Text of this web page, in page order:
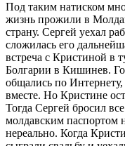
Под таким натиском
жизнь прожили в
страну. Сергей уехал
сложилась его
встреча с Кристиной в
Болгарии в Кишинев.
общались по
вместе. Но Кристине
Тогда Сергей бросил
молдавским паспортом
нереально. Когда